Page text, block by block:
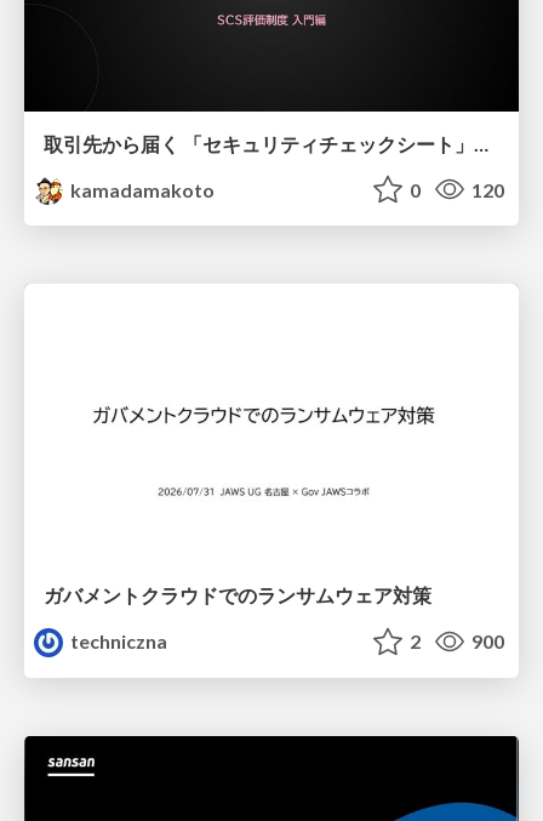
kamadamakoto
0 120
ガバメントクラウドでのランサムウェア対策
techniczna
2 900